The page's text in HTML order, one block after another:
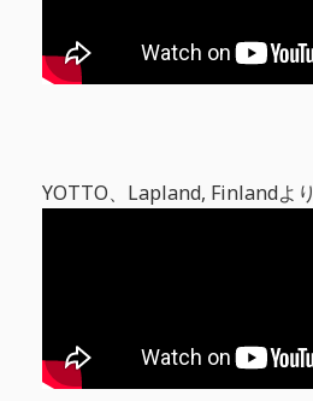
YOTTO、Lapland, Finlandより